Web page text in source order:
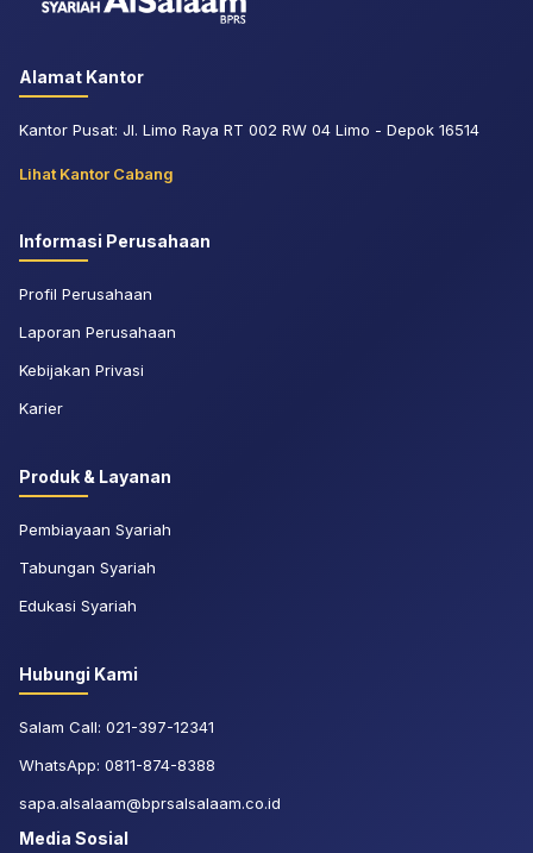
Alamat Kantor
Kantor Pusat: Jl. Limo Raya RT 002 RW 04 Limo - Depok 16514
Lihat Kantor Cabang
Informasi Perusahaan
Profil Perusahaan
Laporan Perusahaan
Kebijakan Privasi
Karier
Produk & Layanan
Pembiayaan Syariah
Tabungan Syariah
Edukasi Syariah
Hubungi Kami
Salam Call: 021-397-12341
WhatsApp: 0811-874-8388
sapa.alsalaam@bprsalsalaam.co.id
Media Sosial